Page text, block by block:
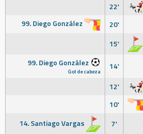
22'
99. Diego González
20'
15'
99. Diego González
Gol de cabeza
14'
12'
10'
14. Santiago Vargas
7'